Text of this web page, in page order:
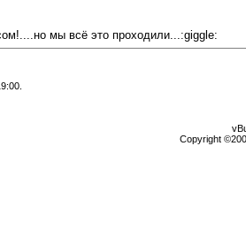
мы всё это проходили...:giggle:
Copyright